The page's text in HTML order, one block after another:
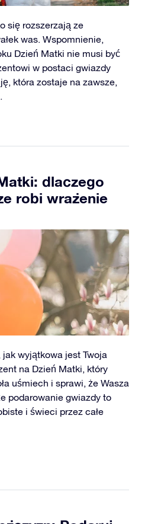
się rozszerzają ze
was. Wspomnienie,
Dzień Matki nie musi być
w postaci gwiazdy
która zostaje na zawsze,
dlaczego
robi wrażenie
wyjątkowa jest Twoja
na Dzień Matki, który
uśmiech i sprawi, że Wasza
podarowanie gwiazdy to
i świeci przez całe